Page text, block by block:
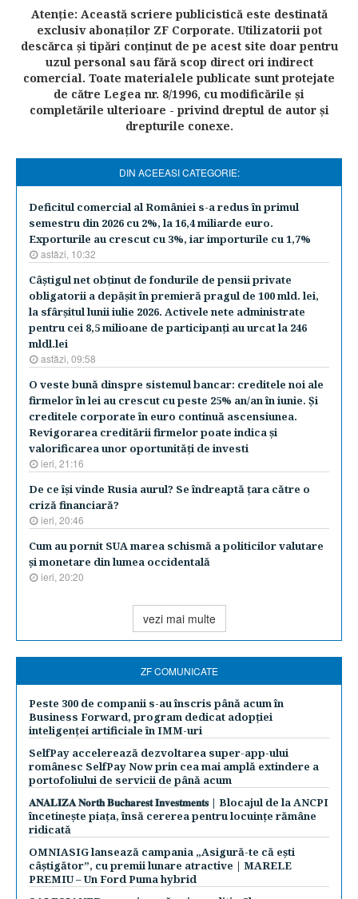
Atenţie: Această scriere publicistică este destinată
exclusiv abonaţilor ZF Corporate. Utilizatorii pot
descărca şi tipări conţinut de pe acest site doar pentru
uzul personal sau fără scop direct ori indirect
comercial. Toate materialele publicate sunt protejate
de către Legea nr. 8/1996, cu modificările şi
completările ulterioare - privind dreptul de autor şi
drepturile conexe.
DIN ACEEASI CATEGORIE:
Deficitul comercial al României s-a redus în primul
semestru din 2026 cu 2%, la 16,4 miliarde euro.
Exporturile au crescut cu 3%, iar importurile cu 1,7%
astăzi, 10:32
Câştigul net obţinut de fondurile de pensii private
obligatorii a depăşit în premieră pragul de 100 mld. lei,
la sfârşitul lunii iulie 2026. Activele nete administrate
pentru cei 8,5 milioane de participanţi au urcat la 246
mldl.lei
astăzi, 09:58
O veste bună dinspre sistemul bancar: creditele noi ale
firmelor în lei au crescut cu peste 25% an/an în iunie. Şi
creditele corporate în euro continuă ascensiunea.
Revigorarea creditării firmelor poate indica şi
valorificarea unor oportunităţi de investi
ieri, 21:16
De ce îşi vinde Rusia aurul? Se îndreaptă ţara către o
criză financiară?
ieri, 20:46
Cum au pornit SUA marea schismă a politicilor valutare
şi monetare din lumea occidentală
ieri, 20:20
vezi mai multe
ZF COMUNICATE
Peste 300 de companii s-au înscris până acum în
Business Forward, program dedicat adopției
inteligenței artificiale în IMM-uri
SelfPay accelerează dezvoltarea super-app-ului
românesc SelfPay Now prin cea mai amplă extindere a
portofoliului de servicii de până acum
𝐀𝐍𝐀𝐋𝐈𝐙𝐀 𝐍𝐨𝐫𝐭𝐡 𝐁𝐮𝐜𝐡𝐚𝐫𝐞𝐬𝐭 𝐈𝐧𝐯𝐞𝐬𝐭𝐦𝐞𝐧𝐭𝐬 | Blocajul de la ANCPI
încetinește piața, însă cererea pentru locuințe rămâne
ridicată
OMNIASIG lansează campania „Asigură-te că ești
câștigător”, cu premii lunare atractive | MARELE
PREMIU – Un Ford Puma hybrid